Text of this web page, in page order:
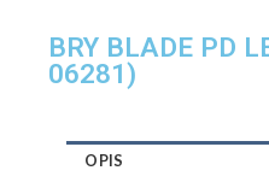
BRY BLADE PD
06281)
OPIS